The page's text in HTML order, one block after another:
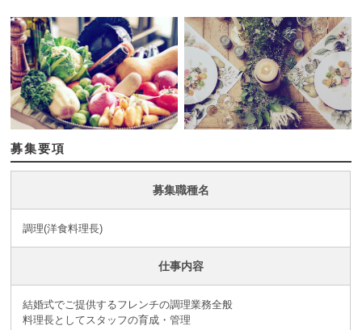
募集要項
募集職種名
調理(洋食料理長)
仕事内容
結婚式でご提供するフレンチの調理業務全般
料理長としてスタッフの育成・管理